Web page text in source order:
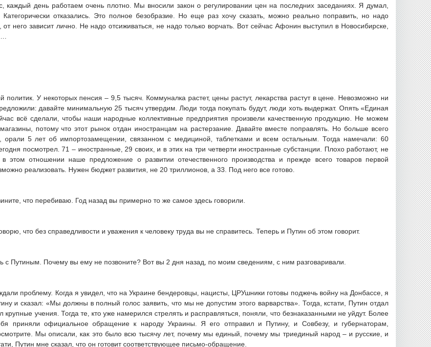
каждый день работаем очень плотно. Мы вносили закон о регулировании цен на последних заседаниях. Я думал,
отказались. Это полное безобразие. Но еще раз хочу сказать, можно реально поправить, но надо
него зависит лично. Не надо отсиживаться, не надо только ворчать. Вот сейчас Афонин выступил в Новосибирске,
политик. У некоторых пенсия – 9,5 тысяч. Коммуналка растет, цены растут, лекарства растут в цене. Невозможно ни
давайте минимальную 25 тысяч утвердим. Люди тогда покупать будут, люди хоть выдержат. Опять «Единая
всё сделали, чтобы наши народные коллективные предприятия произвели качественную продукцию. Не можем
потому что этот рынок отдан иностранцам на растерзание. Давайте вместе поправлять. Но больше всего
5 лет об импортозамещении, связанном с медициной, таблетками и всем остальным. Тогда намечали: 60
посмотрел. 71 – иностранные, 29 своих, и в этих на три четверти иностранные субстанции. Плохо работают, не
этом отношении наше предложение о развитии отечественного производства и прежде всего товаров первой
реализовать. Нужен бюджет развития, не 20 триллионов, а 33. Под него все готово.
что перебиваю. Год назад вы примерно то же самое здесь говорили.
что без справедливости и уважения к человеку труда вы не справитесь. Теперь и Путин об этом говорит.
с Путиным. Почему вы ему не позвоните? Вот вы 2 дня назад, по моим сведениям, с ним разговаривали.
проблему. Когда я увидел, что на Украине бендеровцы, нацисты, ЦРУшники готовы поджечь войну на Донбассе, я
и сказал: «Мы должны в полный голос заявить, что мы не допустим этого варварства». Тогда, кстати, Путин отдал
крупные учения. Тогда те, кто уже намерился стрелять и расправляться, поняли, что безнаказанными не уйдут. Более
приняли официальное обращение к народу Украины. Я его отправил и Путину, и Совбезу, и губернаторам,
Мы описали, как это было всю тысячу лет, почему мы единый, почему мы триединый народ – и русские, и
Путин мне сказал, что он готовит соответствующее письмо-обращение.